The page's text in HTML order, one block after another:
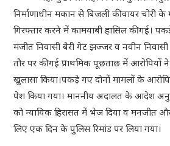
निर्माणाधीन मकान से बिजली की वायर चोरी
गिरफ्तार करने में कामयाबी हासिल की गई।
मंजीत निवासी बेरी गेट झज्जर व नवीन
तौर पर की गई प्राथमिक पूछताछ में आरोपियों
खुलासा किया।पकड़े गए दोनों मामलों के
पेश किया गया। माननीय अदालत के आदेश
को न्यायिक हिरासत में भेज दिया व मनजीत
लिए एक दिन के पुलिस रिमांड पर लिया गया।